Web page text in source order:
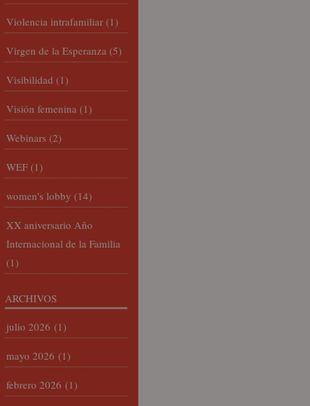
Violencia intrafamiliar (1)
Virgen de la Esperanza (5)
Visibilidad (1)
Visión femenina (1)
Webinars (2)
WEF (1)
women's lobby (14)
XX aniversario Año
Internacional de la Familia
(1)
ARCHIVOS
julio 2026 (1)
mayo 2026 (1)
febrero 2026 (1)